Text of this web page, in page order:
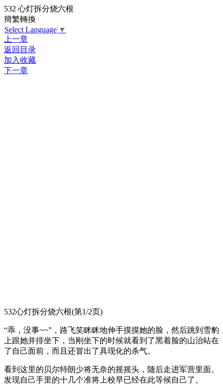
532 心灯拆分烧六根
簡繁轉換
Select Language ▼
上一章
返回目录
加入收藏
下一章
532心灯拆分烧六根(第1/2页)
“乖，没事~~”，路飞笑眯眯地伸手摸摸她的脸，然后跳到雪豹
上跟她并排坐下，当刚坐下的时候就看到了黑着脸的山治站在
了自己面前，而且还冒出了具现化的杀气。
看到这里的贝尔特朗少将无奈的摇摇头，随后走进军营里面。
发现自己手里的十几个准将上校早已经在此等候自己了。